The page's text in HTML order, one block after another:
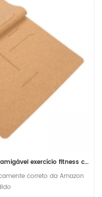
Tapete de ioga antiderrapante eco amigável exercício fitness cortiça atacado
correto da Amazon